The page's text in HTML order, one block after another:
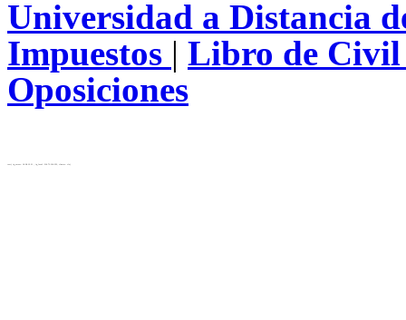
Universidad a Distancia
Impuestos | Libro de
Oposiciones
test( ip_server: 10.28.12.31 , ip_local: 216.73.216.252, cluster: cls)